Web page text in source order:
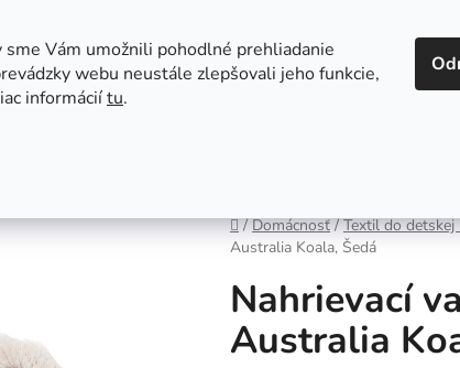
sme Vám umožnili pohodlné prehliadanie
webu neustále zlepšovali jeho funkcie,
informáciítu.
Domov
/ Domácnosť / Textil do detskej
Australia Koala, Šedá
Nahrievací
Australia